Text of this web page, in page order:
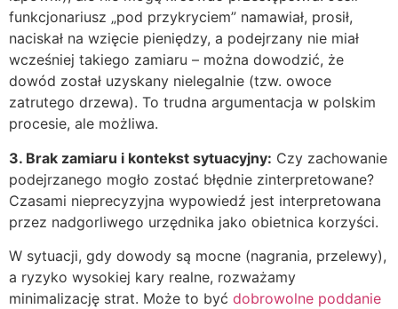
funkcjonariusz „pod przykryciem” namawiał, prosił,
naciskał na wzięcie pieniędzy, a podejrzany nie miał
wcześniej takiego zamiaru – można dowodzić, że
dowód został uzyskany nielegalnie (tzw. owoce
zatrutego drzewa). To trudna argumentacja w polskim
procesie, ale możliwa.
3. Brak zamiaru i kontekst sytuacyjny: Czy zachowanie
podejrzanego mogło zostać błędnie zinterpretowane?
Czasami nieprecyzyjna wypowiedź jest interpretowana
przez nadgorliwego urzędnika jako obietnica korzyści.
W sytuacji, gdy dowody są mocne (nagrania, przelewy),
a ryzyko wysokiej kary realne, rozważamy
minimalizację strat. Może to być dobrowolne poddanie